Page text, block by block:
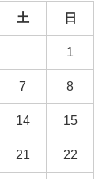
土 日
1
7 8
14 15
21 22